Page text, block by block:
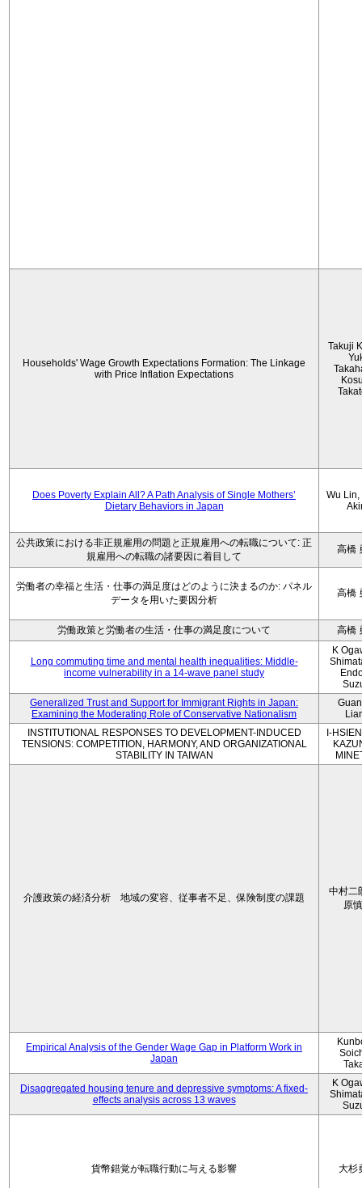
Households' Wage Growth Expectations Formation: The Linkage
with Price Inflation Expectations
Takuji
Does Poverty Explain All? A Path Analysis of Single Mothers’
Dietary Behaviors in Japan
Wu Lin,
公共政策における非正規雇用の問題と正規雇用への転職について: 正
規雇用への転職の諸要因に着目して
高橋
労働者の幸福と生活・仕事の満足度はどのように決まるのか: パネル
データを用いた要因分析
高橋
労働政策と労働者の生活・仕事の満足度について 高橋
Long commuting time and mental health inequalities: Middle-
income vulnerability in a 14-wave panel study
K
Generalized Trust and Support for Immigrant Rights in Japan:
Examining the Moderating Role of Conservative Nationalism
INSTITUTIONAL RESPONSES TO DEVELOPMENT-INDUCED
TENSIONS: COMPETITION, HARMONY, AND ORGANIZATIONAL
STABILITY IN TAIWAN
I-
介護政策の経済分析 地域の変容、従事者不足、保険制度の課題
中村二
原
Empirical Analysis of the Gender Wage Gap in Platform Work in
Japan
Disaggregated housing tenure and depressive symptoms: A fixed-
effects analysis across 13 waves
K
貨幣錯覚が転職行動に与える影響 大杉